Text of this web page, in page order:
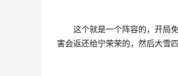
这个就是一个阵容的，开局免
害会返还给宁荣荣的，然后大雪